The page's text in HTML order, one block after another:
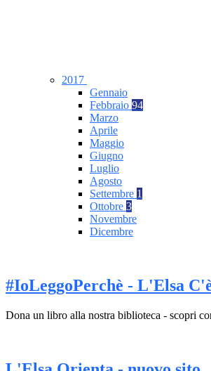
2017
Gennaio
Febbraio 94
Marzo
Aprile
Maggio
Giugno
Luglio
Agosto
Settembre 1
Ottobre 3
Novembre
Dicembre
#IoLeggoPerchè - L'Elsa
Dona un libro alla nostra biblioteca - scopri